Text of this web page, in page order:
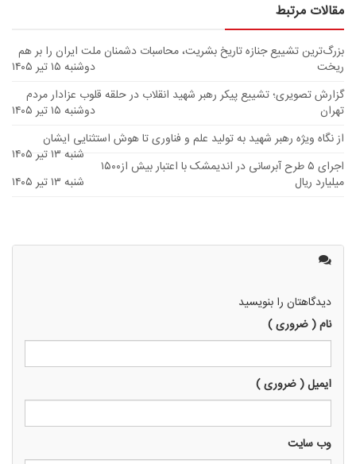
مقالات مرتبط
بزرگ‌ترین تشییع جنازه تاریخ بشریت، محاسبات دشمنان ملت ایران را بر هم
ریخت
دوشنبه ۱۵ تیر ۱۴۰۵
گزارش تصویری؛ تشییع پیکر رهبر شهید انقلاب در حلقه قلوب عزادار مردم
تهران
دوشنبه ۱۵ تیر ۱۴۰۵
از نگاه ویژه رهبر شهید به تولید علم و فناوری تا هوش استثنایی ایشان
شنبه ۱۳ تیر ۱۴۰۵
اجرای ۵ طرح آبرسانی در اندیمشک با اعتبار بیش از۱۵۰۰
میلیارد ریال
شنبه ۱۳ تیر ۱۴۰۵
دیدگاهتان را بنویسید
نام ( ضروری )
ایمیل ( ضروری )
وب سايت